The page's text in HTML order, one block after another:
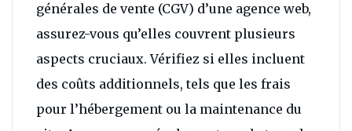
générales de vente (CGV) d’une agence web,
assurez-vous qu’elles couvrent plusieurs
aspects cruciaux. Vérifiez si elles incluent
des coûts additionnels, tels que les frais
pour l’hébergement ou la maintenance du